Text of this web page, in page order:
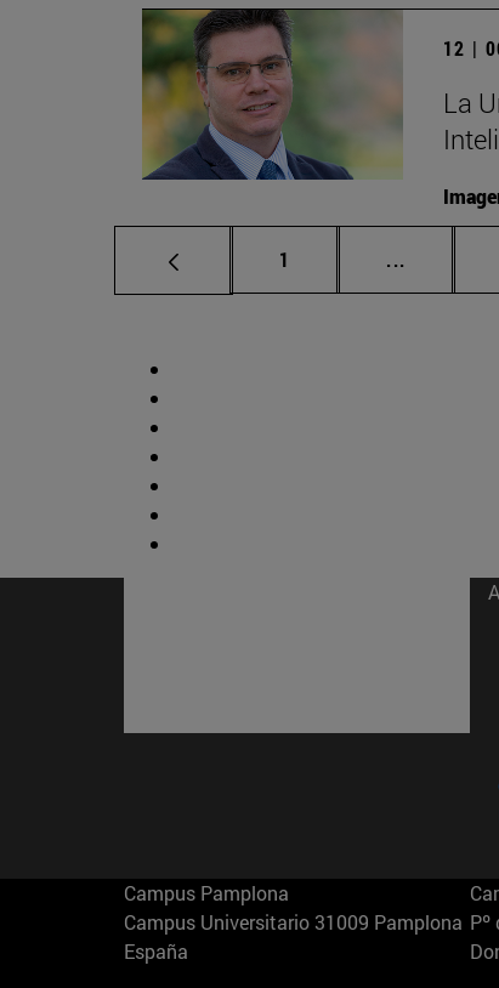
12 |
La
Página
1 ... Páginas
Campus Pamplona
Campus Universitario 31009 Pamplona
España
Pº